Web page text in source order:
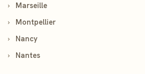
›
Marseille
›
Montpellier
›
Nancy
›
Nantes